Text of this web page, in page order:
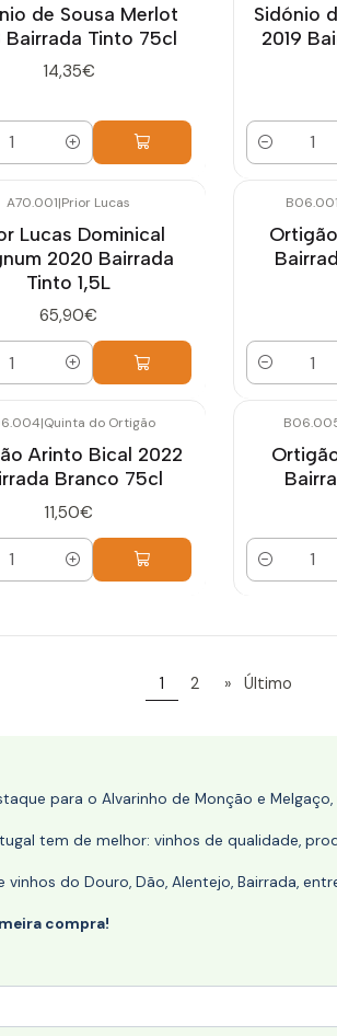
de Sousa Merlot
Bairrada Tinto 75cl
14,35€
Sidónio
2019
Quantidade
A70.001|Prior Lucas
Lucas Dominical
2020 Bairrada
Tinto 1,5L
65,90€
B06.001
Quantidade
|Quinta do Ortigão
Arinto Bical 2022
Branco 75cl
11,50€
Quantidade
1 2 » Último
para o Alvarinho de Monção e
tem de melhor: vinhos de qualidade,
do Douro, Dão, Alentejo, Bairrada,
compra!